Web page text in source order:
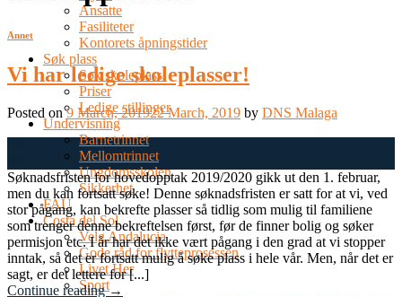
Ansatte
Fasiliteter
Kontorets åpningstider
Søk plass
Søk skoleplass
Priser
Ledige stillinger
Undervisning
Barnetrinnet
Mellomtrinnet
Ungdomsskolen
Sikkerhet
FAU
Costa del Sol
Velg Andalucia
Gode råd for flytteprosessen
Livet Her
Sport
Annet
Vi har ledige skoleplasser!
Posted on9 March, 201922 March, 2019 by DNS Malaga
Søknadsfristen for hovedopptak 2019/2020 gikk ut den 1. februar,
men du kan fortsatt søke! Denne søknadsfristen er satt for at vi, ved
stor pågang, kan bekrefte plasser så tidlig som mulig til familiene
som trenger denne bekreftelsen først, før de finner bolig og søker
permisjon etc. I år har det ikke vært pågang i den grad at vi stopper
inntak, så det er fortsatt mulig å søke plass i hele vår. Men, når det er
sagt, er det lettere for [...]
Continue reading→